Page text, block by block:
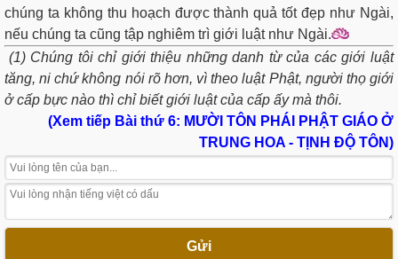
chúng ta không thu hoạch được thành quả tốt đẹp như Ngài,
nếu chúng ta cũng tập nghiêm trì giới luật như Ngài.
(1) Chúng tôi chỉ giới thiệu những danh từ của các giới luật
tăng, ni chứ không nói rõ hơn, vì theo luật Phật, người thọ giới
ở cấp bực nào thì chỉ biết giới luật của cấp ấy mà thôi.
(Xem tiếp Bài thứ 6: MƯỜI TÔN PHÁI PHẬT GIÁO Ở
TRUNG HOA - TỊNH ĐỘ TÔN)
Gửi